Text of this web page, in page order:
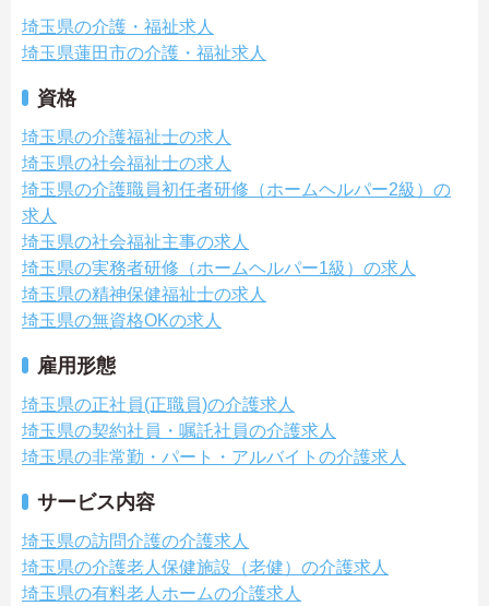
埼玉県の介護・福祉求人
埼玉県蓮田市の介護・福祉求人
資格
埼玉県の介護福祉士の求人
埼玉県の社会福祉士の求人
埼玉県の介護職員初任者研修（ホームヘルパー2級）の
求人
埼玉県の社会福祉主事の求人
埼玉県の実務者研修（ホームヘルパー1級）の求人
埼玉県の精神保健福祉士の求人
埼玉県の無資格OKの求人
雇用形態
埼玉県の正社員(正職員)の介護求人
埼玉県の契約社員・嘱託社員の介護求人
埼玉県の非常勤・パート・アルバイトの介護求人
サービス内容
埼玉県の訪問介護の介護求人
埼玉県の介護老人保健施設（老健）の介護求人
埼玉県の有料老人ホームの介護求人